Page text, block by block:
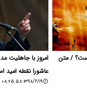
/ متن
امروز با جاهلیت
عاشورا نقطه امید
۱۳۹۸/۶/۱۹ ۰۸:۲۵:۵۸